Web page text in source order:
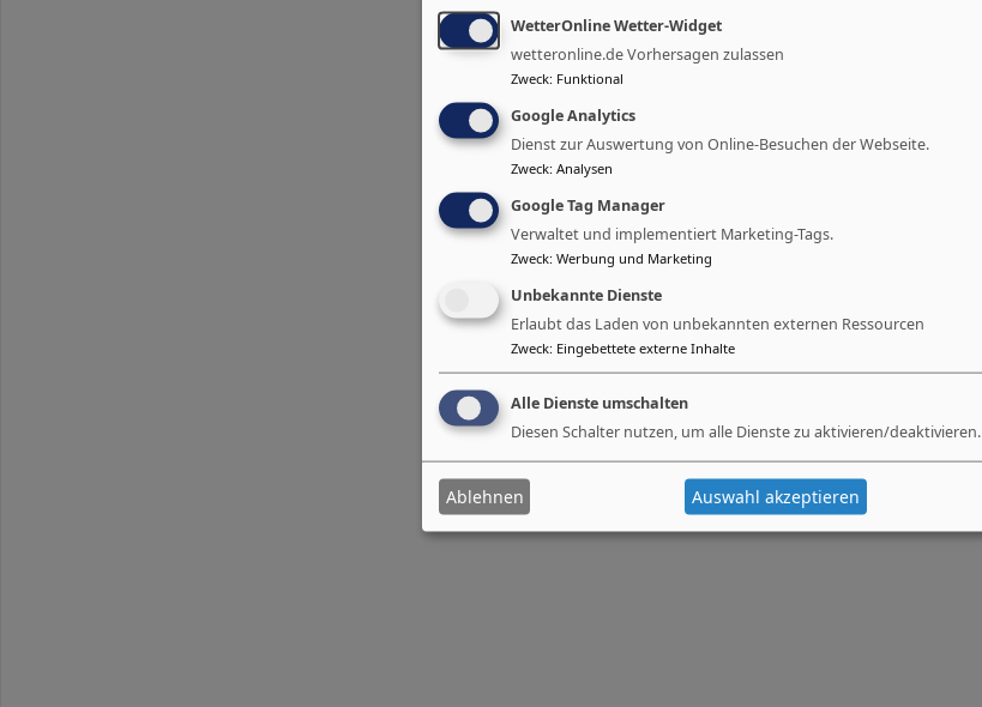
WetterOnline Wetter-Widget
wetteronline.de Vorhersagen zulassen
Zweck: Funktional
Google Analytics
Dienst zur Auswertung von Online-Besuchen der Webseite.
Zweck: Analysen
Google Tag Manager
Verwaltet und implementiert Marketing-Tags.
Zweck: Werbung und Marketing
Unbekannte Dienste
Erlaubt das Laden von unbekannten externen Ressourcen
Zweck: Eingebettete externe Inhalte
Alle Dienste umschalten
Diesen Schalter nutzen, um alle Dienste zu aktivieren/deaktivieren.
Ablehnen Auswahl akzeptieren